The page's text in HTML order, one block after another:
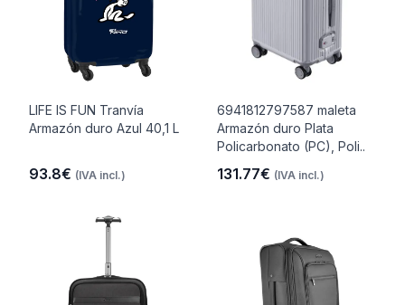
LIFE IS FUN Tranvía
Armazón duro Azul 40,1 L
93.8€ (IVA incl.)
6941812797587 maleta
Armazón duro Plata
Policarbonato (PC), Poli..
131.77€ (IVA incl.)